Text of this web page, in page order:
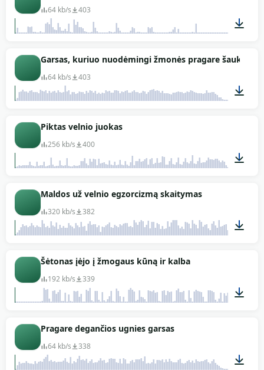
64 kb/s 403
00:33
Garsas, kuriuo nuodėmingi žmonės pragare šaukia,
64 kb/s 403
Piktas velnio juokas
256 kb/s 400
Maldos už velnio egzorcizmą skaitymas
320 kb/s 382
Šėtonas įėjo į žmogaus kūną ir kalba
192 kb/s 339
Pragare degančios ugnies garsas
64 kb/s 338